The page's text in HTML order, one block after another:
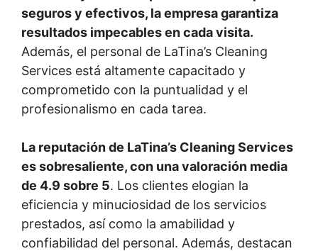
seguros y efectivos, la empresa garantiza
resultados impecables en cada visita.
Además, el personal de LaTina’s Cleaning
Services está altamente capacitado y
comprometido con la puntualidad y el
profesionalismo en cada tarea.
La reputación de LaTina’s Cleaning Services
es sobresaliente, con una valoración media
de 4.9 sobre 5. Los clientes elogian la
eficiencia y minuciosidad de los servicios
prestados, así como la amabilidad y
confiabilidad del personal. Además, destacan